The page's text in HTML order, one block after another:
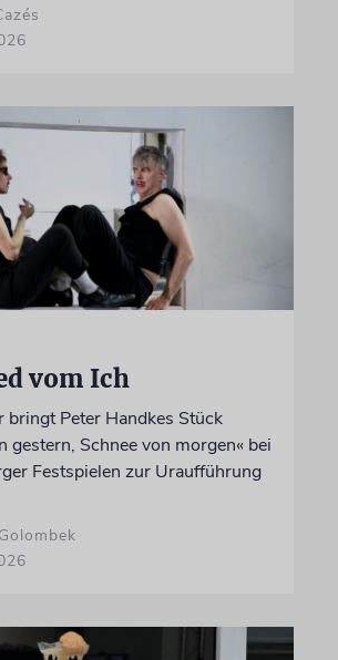
vom Ich
bringt Peter Handkes Stück
gestern, Schnee von morgen« bei
Festspielen zur Uraufführung